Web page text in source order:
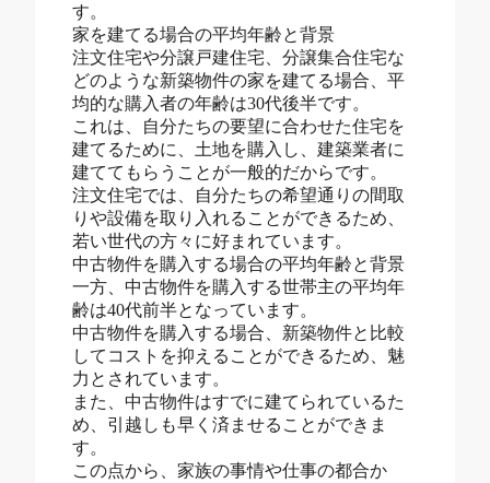
す。
家を建てる場合の平均年齢と背景
注文住宅や分譲戸建住宅、分譲集合住宅な
どのような新築物件の家を建てる場合、平
均的な購入者の年齢は30代後半です。
これは、自分たちの要望に合わせた住宅を
建てるために、土地を購入し、建築業者に
建ててもらうことが一般的だからです。
注文住宅では、自分たちの希望通りの間取
りや設備を取り入れることができるため、
若い世代の方々に好まれています。
中古物件を購入する場合の平均年齢と背景
一方、中古物件を購入する世帯主の平均年
齢は40代前半となっています。
中古物件を購入する場合、新築物件と比較
してコストを抑えることができるため、魅
力とされています。
また、中古物件はすでに建てられているた
め、引越しも早く済ませることができま
す。
この点から、家族の事情や仕事の都合か